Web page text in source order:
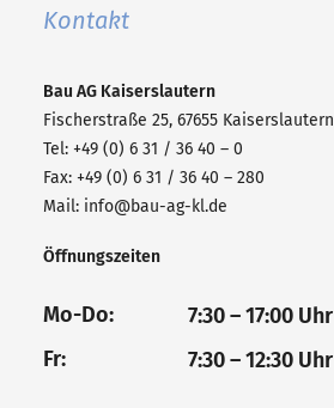
Kontakt
Bau AG Kaiserslautern
Fischerstraße 25, 67655 Kaiserslautern
Tel: +49 (0) 6 31 / 36 40 – 0
Fax: +49 (0) 6 31 / 36 40 – 280
Mail: info@bau-ag-kl.de
Öffnungszeiten
Mo-Do:
7:30 – 17:00 Uhr
Fr:
7:30 – 12:30 Uhr